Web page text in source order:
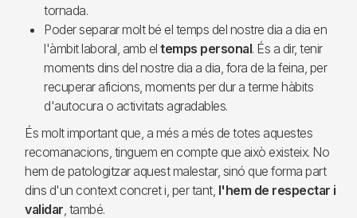
tornada.
Poder separar molt bé el temps del nostre dia a dia en
l'àmbit laboral, amb el temps personal. És a dir, tenir
moments dins del nostre dia a dia, fora de la feina, per
recuperar aficions, moments per dur a terme hàbits
d'autocura o activitats agradables.
És molt important que, a més a més de totes aquestes
recomanacions, tinguem en compte que això existeix. No
hem de patologitzar aquest malestar, sinó que forma part
dins d'un context concret i, per tant, l'hem de respectar i
validar , també.